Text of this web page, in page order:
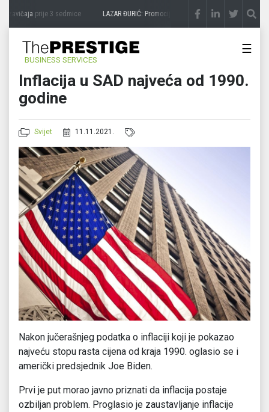
zavičajaprije 3 sedmice LAZAR ĐURIĆ: Promocija potencijal pretvara u destinaciju
BUSINESS SERVICES
☰
Inflacija u SAD najveća od 1990.
godine
Svijet 11.11.2021.
Nakon jučerašnjeg podatka o inflaciji koji je pokazao
najveću stopu rasta cijena od kraja 1990. oglasio se i
američki predsjednik Joe Biden.
Prvi je put morao javno priznati da inflacija postaje
ozbiljan problem. Proglasio je zaustavljanje inflacije